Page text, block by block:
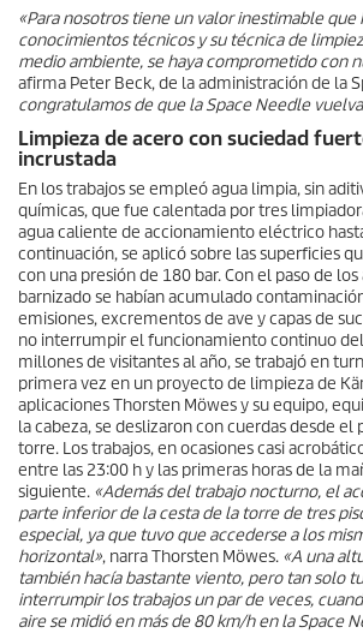
«Para nosotros tiene un valor inestimable que
conocimientos técnicos y su técnica de
medio ambiente, se haya comprometido con
afirma Peter Beck, de la administración de la
congratulamos de que la Space Needle
Limpieza de acero con suciedad
incrustada
En los trabajos se empleó agua limpia, sin
químicas, que fue calentada por tres
agua caliente de accionamiento eléctrico
continuación, se aplicó sobre las superficies
con una presión de 180 bar. Con el paso de
barnizado se habían acumulado
emisiones, excrementos de ave y capas de
no interrumpir el funcionamiento continuo
millones de visitantes al año, se trabajó en
primera vez en un proyecto de limpieza de
aplicaciones Thorsten Möwes y su equipo,
la cabeza, se deslizaron con cuerdas desde el
torre. Los trabajos, en ocasiones casi
entre las 23:00 h y las primeras horas de la
siguiente. «Además del trabajo nocturno, el
parte inferior de la cesta de la torre de tres
especial, ya que tuvo que accederse a los
horizontal», narra Thorsten Möwes. «A una
también hacía bastante viento, pero tan solo
interrumpir los trabajos un par de veces,
aire se midió en más de 80 km/h en la Space